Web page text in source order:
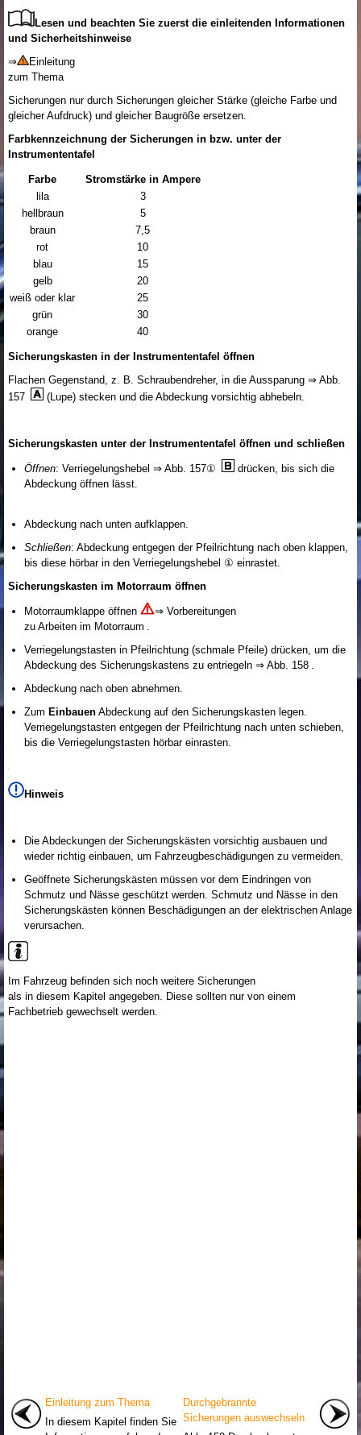
Lesen und beachten Sie zuerst die einleitenden Informationen
und Sicherheitshinweise
⇒
Einleitung
zum Thema
Sicherungen nur durch Sicherungen gleicher Stärke (gleiche Farbe und
gleicher Aufdruck) und gleicher Baugröße ersetzen.
Farbkennzeichnung der Sicherungen in bzw. unter der
Instrumententafel
Farbe
Stromstärke in Ampere
lila
3
hellbraun
5
braun
7,5
rot
10
blau
15
gelb
20
weiß oder klar
25
grün
30
orange
40
Sicherungskasten in der Instrumententafel öffnen
Flachen Gegenstand, z. B. Schraubendreher, in die Aussparung ⇒ Abb.
157
(Lupe) stecken und die Abdeckung vorsichtig abhebeln.
Sicherungskasten unter der Instrumententafel öffnen und schließen
Öffnen: Verriegelungshebel ⇒ Abb. 157①
drücken, bis sich die
Abdeckung öffnen lässt.
Abdeckung nach unten aufklappen.
Schließen: Abdeckung entgegen der Pfeilrichtung nach oben klappen,
bis diese hörbar in den Verriegelungshebel ① einrastet.
Sicherungskasten im Motorraum öffnen
Motorraumklappe öffnen
⇒ Vorbereitungen
zu Arbeiten im Motorraum .
Verriegelungstasten in Pfeilrichtung (schmale Pfeile) drücken, um die
Abdeckung des Sicherungskastens zu entriegeln ⇒ Abb. 158 .
Abdeckung nach oben abnehmen.
Zum Einbauen Abdeckung auf den Sicherungskasten legen.
Verriegelungstasten entgegen der Pfeilrichtung nach unten schieben,
bis die Verriegelungstasten hörbar einrasten.
Hinweis
Die Abdeckungen der Sicherungskästen vorsichtig ausbauen und
wieder richtig einbauen, um Fahrzeugbeschädigungen zu vermeiden.
Geöffnete Sicherungskästen müssen vor dem Eindringen von
Schmutz und Nässe geschützt werden. Schmutz und Nässe in den
Sicherungskästen können Beschädigungen an der elektrischen Anlage
verursachen.
Im Fahrzeug befinden sich noch weitere Sicherungen
als in diesem Kapitel angegeben. Diese sollten nur von einem
Fachbetrieb gewechselt werden.
Einleitung zum Thema
In diesem Kapitel finden Sie
Durchgebrannte
Sicherungen auswechseln